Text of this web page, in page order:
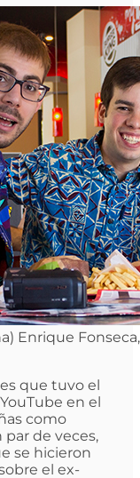
Enrique
que tuvo el
en el
como
de veces,
se hicieron
el ex-